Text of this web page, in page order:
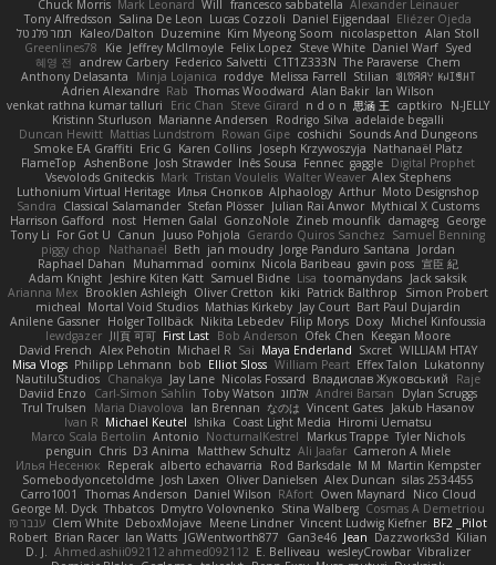
Chuck Morris Mark Leonard Will francesco sabbatella Alexander Leinauer
Tony Alfredsson Salina De Leon Lucas Cozzoli Daniel Eijgendaal Eliézer Ojeda
תמר פלג טל
Kaleo/Dalton Duzemine Kim Myeong Soom nicolaspetton Alan Stoll
Greenlines78
Kie Jeffrey McIlmoyle Felix Lopez Steve White Daniel Warf Syed
혜영 전 andrew Carbery Federico Salvetti C1T1Z333N The Paraverse Chem
Anthony Delasanta
Minja Lojanica roddye Melissa Farrell Stilian ꌃ꒒ꀎꋪꋪꌩ ꀘꈤꀤꁅꃅ꓄
Adrien Alexandre Rab Thomas Woodward Alan Bakir Ian Wilson
venkat rathna kumar talluri
Eric Chan Steve Girard n d o n 思涵 王 captkiro
N-JELLY
Kristinn Sturluson Marianne Andersen Rodrigo Silva adelaide begalli
Duncan Hewitt Mattias Lundstrom Rowan Gipe coshichi Sounds And Dungeons
Smoke EA Graffiti Eric G Karen Collins Joseph Krzywoszyja Nathanaël Platz
FlameTop AshenBone Josh Strawder Inês Sousa Fennec gaggle Digital Prophet
Vsevolods Gniteckis Mark Tristan Voulelis Walter Weaver Alex Stephens
Luthonium Virtual Heritage Илья Снопков Alphaology Arthur Moto Designshop
Sandra Classical Salamander Stefan Plösser Julian Rai Anwor Mythical X Customs
Harrison Gafford
nost Hemen Galal GonzoNole Zineb mounfik damageg George
Tony Li For Got U Canun Juuso Pohjola Gerardo Quiros Sanchez Samuel Benning
piggy chop
Nathanaël Beth jan moudry Jorge Panduro Santana
Jordan
Raphael Dahan
Muhammad oominx Nicola Baribeau gavin poss 宣臣 紀
Adam Knight Jeshire Kiten Katt Samuel Bidne Lisa toomanydans Jack saksik
Arianna Mex Brooklen Ashleigh Oliver Cretton kiki Patrick Balthrop
Simon Probert
micheal Mortal Void Studios Mathias Kirkeby Jay Court Bart Paul Dujardin
Anilene Gassner Holger Tollbäck Nikita Lebedev Filip Morys Doxy Michel Kinfoussia
lewdgazer 川頁 可可 First Last Bob Anderson Ofek Chen Keegan Moore
David French Alex Pehotin Michael R Sai Maya Enderland Sxcret WILLIAM HTAY
Misa Vlogs Philipp Lehmann bob Elliot Sloss William Peart Effex Talon Lukatonny
NautiluStudios Chanakya Jay Lane Nicolas Fossard Владислав Жуковський
Raje
Daviid Enzo
Carl-Simon Sahlin Toby Watson אלמוג Andrei Barsan
Dylan Scruggs
Trul Trulsen
Maria Diavolova Ian Brennan なのは Vincent Gates Jakub Hasanov
Ivan R Michael Keutel Ishika Coast Light Media Hiromi Uematsu
Marco Scala Bertolin Antonio NocturnalKestrel Markus Trappe Tyler Nichols
penguin Chris D3 Anima Matthew Schultz Ali Jaafar Cameron A Miele
Илья Несенюк Reperak alberto echavarria Rod Barksdale M M Martin Kempster
Somebodyoncetoldme Josh Laxen Oliver Danielsen Alex Duncan silas 2534455
Carro1001
Thomas Anderson Daniel Wilson RAfort Owen Maynard
Nico Cloud
George M. Dyck Thbatcos Dmytro Volovnenko Stina Walberg Cosmas A Demetriou
ענבר פז Clem White DeboxMojave Meene Lindner Vincent Ludwig Kiefner BF2 _Pilot
Robert Brian Racer Ian Watts JGWentworth877 Gan3e46 Jean Dazzworks3d Kilian
D. J. Ahmed.ashii092112 ahmed092112 E. Belliveau wesleyCrowbar Vibralizer